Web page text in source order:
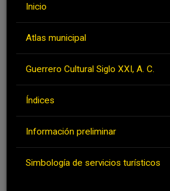
Inicio
Atlas municipal
Guerrero Cultural Siglo XXI, A. C.
Índices
Información preliminar
Simbología de servicios turísticos